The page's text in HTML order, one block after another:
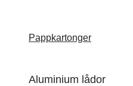
Pappkartonger
Aluminium lådor